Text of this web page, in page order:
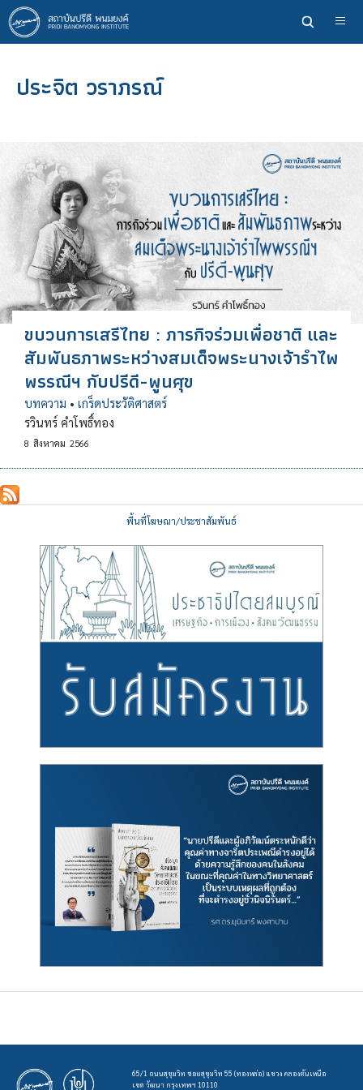
ข้าม
ไป
ยัง
หลักประจิต วราภรณ์
ขบวนการเสรีไทย : ภารกิจร่วมเพื่อชาติ และ
สัมพันธภาพระหว่างสมเด็จพระนางเจ้ารำไพ
พรรณีฯ กับปรีดี-พูนศุข
บทความ • เกร็ดประวัติศาสตร์
รวินทร์ คำโพธิ์ทอง
8 สิงหาคม 2566
พื้นที่โฆษณา/ประชาสัมพันธ์
65/1 ถนนสุขุมวิท ซอยสุขุมวิท 55 (ทองหล่อ) แขวง คลองตันเหนือ
เขต วัฒนา กรุงเทพฯ 10110